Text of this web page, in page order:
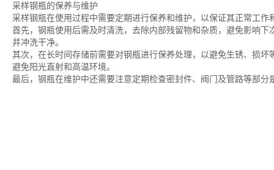
采样钢瓶的保养与维护
采样钢瓶在使用过程中需要定期进行保养和维护，以保证其正常工作
首先，钢瓶使用后需及时清洗，去除内部残留物和杂质，避免影响
并冲洗干净。
其次，在长时间存储前需要对钢瓶进行保养处理，以避免生锈、损
避免阳光直射和高温环境。
最后，钢瓶在维护中还需要注意定期检查密封件、阀门及管路等部分